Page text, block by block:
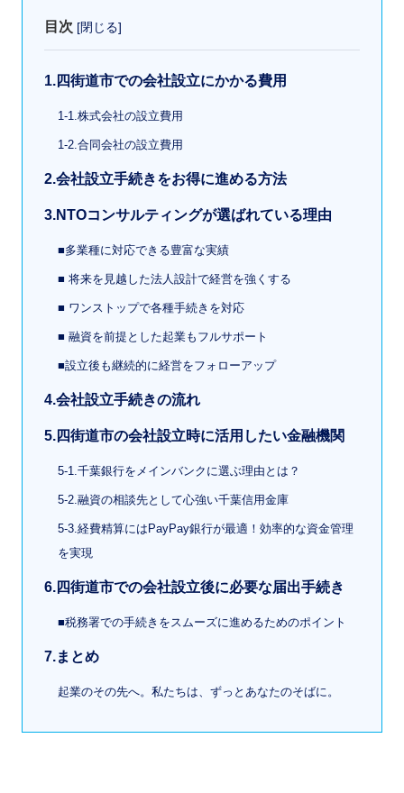
目次 [閉じる]
1.四街道市での会社設立にかかる費用
1-1.株式会社の設立費用
1-2.合同会社の設立費用
2.会社設立手続きをお得に進める方法
3.NTOコンサルティングが選ばれている理由
■多業種に対応できる豊富な実績
■ 将来を見越した法人設計で経営を強くする
■ ワンストップで各種手続きを対応
■ 融資を前提とした起業もフルサポート
■設立後も継続的に経営をフォローアップ
4.会社設立手続きの流れ
5.四街道市の会社設立時に活用したい金融機関
5-1.千葉銀行をメインバンクに選ぶ理由とは？
5-2.融資の相談先として心強い千葉信用金庫
5-3.経費精算にはPayPay銀行が最適！効率的な資金管理
を実現
6.四街道市での会社設立後に必要な届出手続き
■税務署での手続きをスムーズに進めるためのポイント
7.まとめ
起業のその先へ。私たちは、ずっとあなたのそばに。